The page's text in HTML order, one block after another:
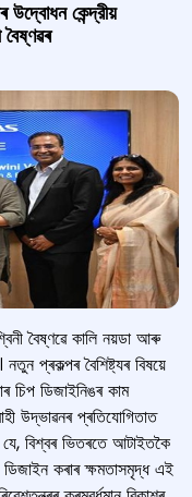
কেন্দ্রীয়
বৈষ্ণৱে কালি নয়ডা আৰু
প্ৰকল্পৰ বৈশিষ্ট্যৰ বিষয়ে
চিপ ডিজাইনিঙৰ কাম
উদ্ভাৱনৰ প্ৰতিযোগিতাত
যে, বিশ্বৰ ভিতৰতে আটাইতকৈ
কৰাৰ ক্ষমতাসমৃদ্ধ এই